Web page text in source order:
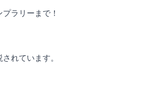
ラリーまで！
れています。